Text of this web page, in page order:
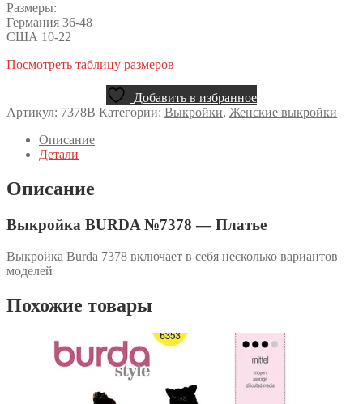
Размеры:
Германия 36-48
США 10-22
Посмотреть таблицу размеров
Добавить в избранное
Артикул: 7378B Категории: Выкройки, Женские выкройки
Описание
Детали
Описание
Выкройка BURDA №7378 — Платье
Выкройка Burda 7378 включает в себя несколько вариантов
моделей
Похожие товары